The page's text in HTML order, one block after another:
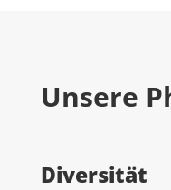
Unsere
Diversität